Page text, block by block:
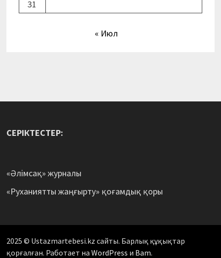
31
« Июл
СЕРІКТЕСТЕР:
«Әлімсақ» журналы
«Руханиятты жаңғырту» қоғамдық қоры
2025 © Ustazmartebesi.kz сайты. Барлық құқықтар
қорғалған. Работает на WordPress и Bam.